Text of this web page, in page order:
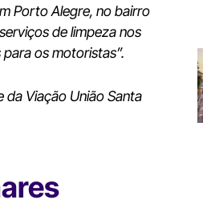
Porto Alegre, no bairro
de limpeza nos
os motoristas”.
da Viação União Santa